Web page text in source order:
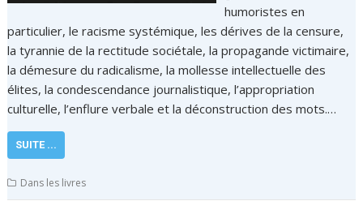
humoristes en
particulier, le racisme systémique, les dérives de la censure,
la tyrannie de la rectitude sociétale, la propagande victimaire,
la démesure du radicalisme, la mollesse intellectuelle des
élites, la condescendance journalistique, l’appropriation
culturelle, l’enflure verbale et la déconstruction des mots.…
SUITE ...
Dans les livres